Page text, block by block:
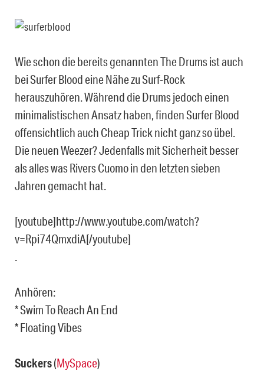
Wie schon die bereits genannten The Drums ist auch
bei Surfer Blood eine Nähe zu Surf-Rock
herauszuhören. Während die Drums jedoch einen
minimalistischen Ansatz haben, finden Surfer Blood
offensichtlich auch Cheap Trick nicht ganz so übel.
Die neuen Weezer? Jedenfalls mit Sicherheit besser
als alles was Rivers Cuomo in den letzten sieben
Jahren gemacht hat.
[youtube]http://www.youtube.com/watch?
v=Rpi74QmxdiA[/youtube]
.
Anhören:
* Swim To Reach An End
* Floating Vibes
Suckers(MySpace)